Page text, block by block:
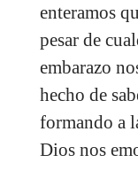
enteramos
pesar de
embarazo
hecho de
formando a
Dios nos